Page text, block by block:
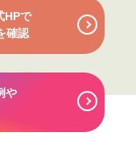
HPで
確認
や